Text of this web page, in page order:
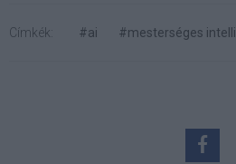
Címkék: #ai #mesterséges